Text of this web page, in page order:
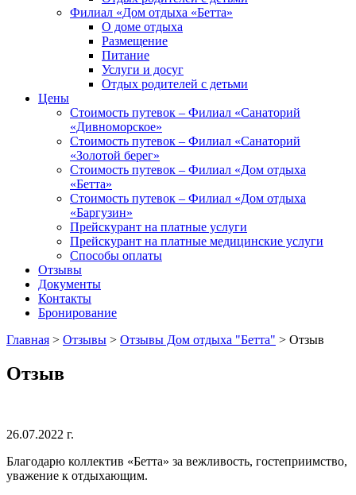
Филиал «Дом отдыха «Бетта»
О доме отдыха
Размещение
Питание
Услуги и досуг
Отдых родителей с детьми
Цены
Стоимость путевок – Филиал «Санаторий
«Дивноморское»
Стоимость путевок – Филиал «Санаторий
«Золотой берег»
Стоимость путевок – Филиал «Дом отдыха
«Бетта»
Стоимость путевок – Филиал «Дом отдыха
«Баргузин»
Прейскурант на платные услуги
Прейскурант на платные медицинские услуги
Способы оплаты
Отзывы
Документы
Контакты
Бронирование
Главная > Отзывы > Отзывы Дом отдыха "Бетта" > Отзыв
Отзыв
26.07.2022 г.
Благодарю коллектив «Бетта» за вежливость, гостеприимство,
уважение к отдыхающим.